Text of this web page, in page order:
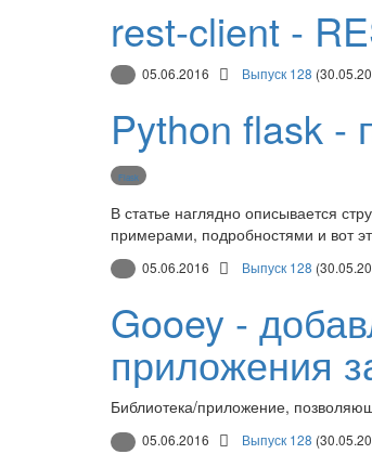
rest-client -
05.06.2016 Выпуск 128
Python flask -
Flask
В статье наглядно описывается
примерами, подробностями и вот
05.06.2016 Выпуск 128
Gooey -
приложения
Библиотека/приложение,
05.06.2016 Выпуск 128